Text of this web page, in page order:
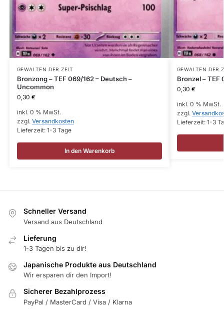
GEWALTEN DER ZEIT
Bronzong – TEF 069/162 – Deutsch –
Uncommon
0,30 €
inkl. 0 % MwSt.
zzgl. Versandkosten
Lieferzeit: 1-3 Tage
In den Warenkorb
GEWALTEN DER
Bronzel – TEF
0,30 €
inkl. 0 % MwSt.
zzgl.
Lieferzeit: 1-3
Schneller Versand
Versand aus Deutschland
Lieferung
1-3 Tagen bis zu dir!
Japanische Produkte aus Deutschland
Wir ersparen dir den Import!
Sicherer Bezahlprozess
PayPal / MasterCard / Visa / Klarna